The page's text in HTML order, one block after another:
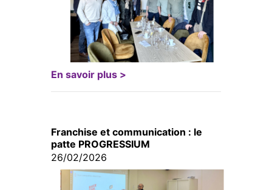
En savoir plus >
Franchise et communication : le
patte PROGRESSIUM
26/02/2026